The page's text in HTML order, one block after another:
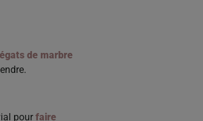
de marbre
pour faire